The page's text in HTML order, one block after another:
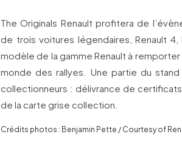
The Originals Renault profitera de
de trois voitures légendaires, Renault 4,
modèle de la gamme Renault à
monde des rallyes. Une partie du
collectionneurs : délivrance de
de la carte grise collection.
Crédits photos : Benjamin Pette / Courtesy of